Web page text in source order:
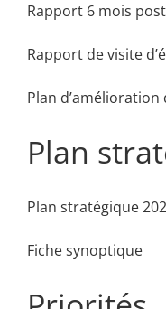
Rapport 6 mois
Rapport de visite
Plan
Plan
Plan stratégique
Fiche synoptique